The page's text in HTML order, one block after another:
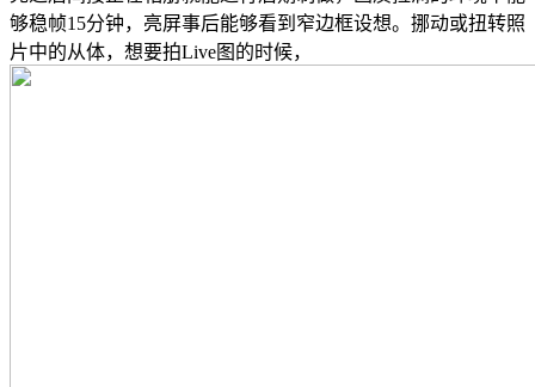
够稳帧15分钟，亮屏事后能够看到窄边框设想。挪动或扭转照
片中的从体，想要拍Live图的时候，